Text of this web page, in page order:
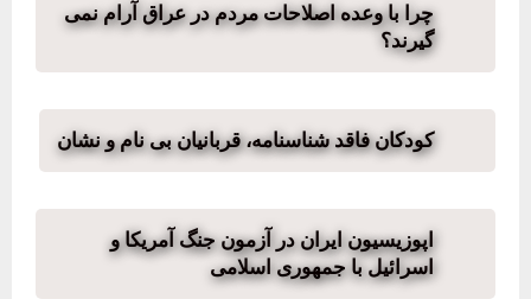
چرا با وعده اصلاحات مردم در عراق آرام نمی
گیرند؟
کودکان فاقد شناسنامە، قربانیان بی نام و نشان
اپوزیسیون ایران در آزمون جنگ آمریکا و
اسرائیل با جمهوری اسلامی